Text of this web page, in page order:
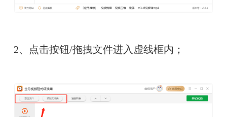
2、点击按钮/拖拽文件进入虚线框内；